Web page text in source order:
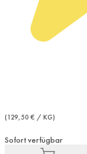
(129,50 € / KG)
Sofort verfügbar